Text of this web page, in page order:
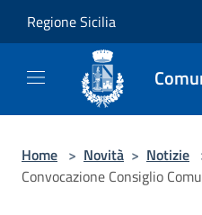
Regione Sicilia
Home > Novità > Notizie
Convocazione Consiglio